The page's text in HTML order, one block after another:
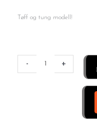
Tøff og tung modell!
-
hvitt
+